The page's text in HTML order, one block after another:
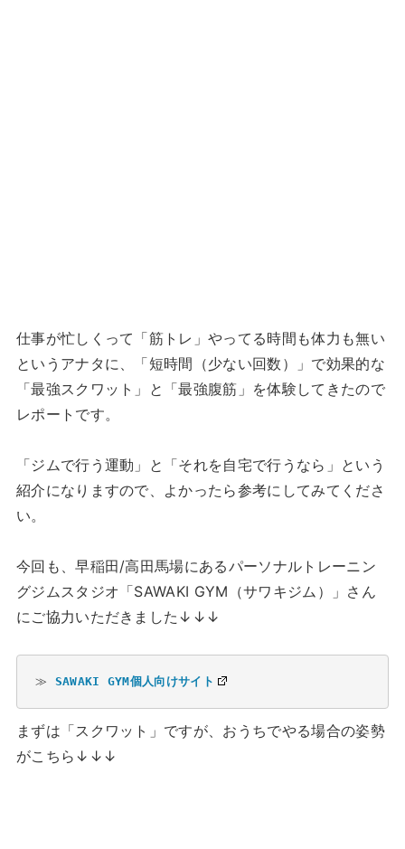
仕事が忙しくって「筋トレ」やってる時間も体力も無い
というアナタに、「短時間（少ない回数）」で効果的な
「最強スクワット」と「最強腹筋」を体験してきたので
レポートです。
「ジムで行う運動」と「それを自宅で行うなら」という
紹介になりますので、よかったら参考にしてみてくださ
い。
今回も、早稲田/高田馬場にあるパーソナルトレーニン
グジムスタジオ「SAWAKI GYM（サワキジム）」さん
にご協力いただきました↓↓↓
≫ SAWAKI GYM個人向けサイト
まずは「スクワット」ですが、おうちでやる場合の姿勢
がこちら↓↓↓